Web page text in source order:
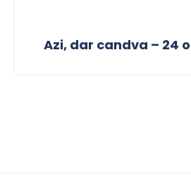
Azi, dar candva – 24